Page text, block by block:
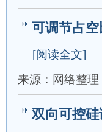
可调节占
[阅读全文]
来源：网络整理
双向可控